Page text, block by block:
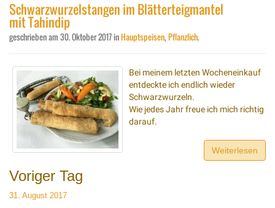
Schwarzwurzelstangen im Blätterteigmantel
mit Tahindip
geschrieben am 30. Oktober 2017inHauptspeisen, Pflanzlich.
Bei meinem letzten Wocheneinkauf
entdeckte ich endlich wieder
Schwarzwurzeln.
Wie jedes Jahr freue ich mich richtig
darauf.
Weiterlesen
Voriger Tag
31. August 2017